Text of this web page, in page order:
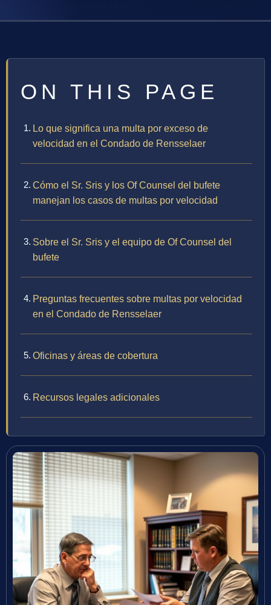
ON THIS PAGE
Lo que significa una multa por exceso de
velocidad en el Condado de Rensselaer
Cómo el Sr. Sris y los Of Counsel del bufete
manejan los casos de multas por velocidad
Sobre el Sr. Sris y el equipo de Of Counsel del
bufete
Preguntas frecuentes sobre multas por velocidad
en el Condado de Rensselaer
Oficinas y áreas de cobertura
Recursos legales adicionales